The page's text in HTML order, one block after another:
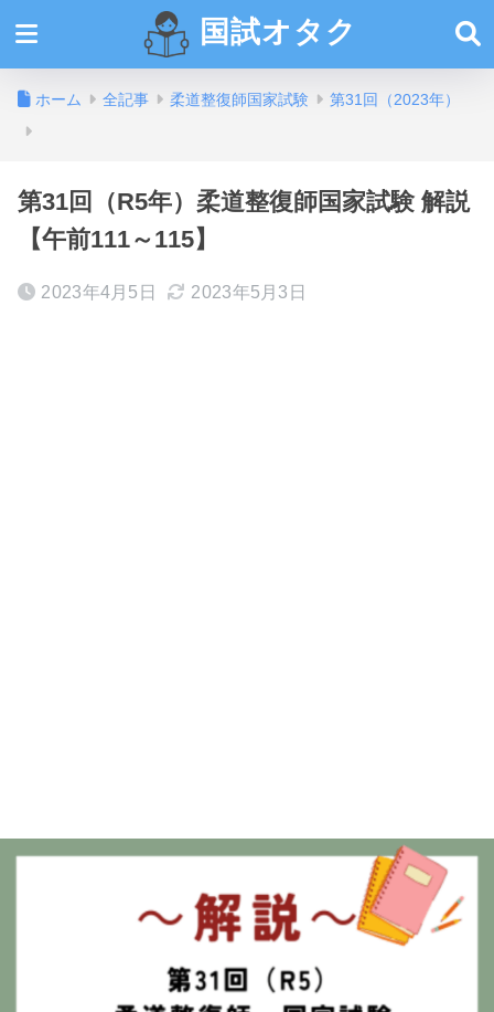
国試オタク
ホーム 全記事 柔道整復師国家試験 第31回（2023年）
第31回（R5年）柔道整復師国家試験 解説
【午前111～115】
2023年4月5日 2023年5月3日